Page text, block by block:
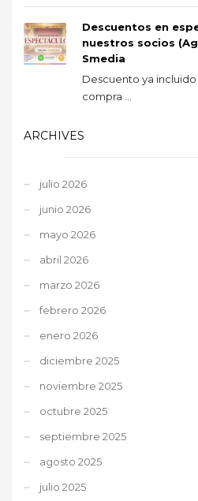
Descuentos en
nuestros socios
Smedia
Descuento ya
compra ...
ARCHIVES
julio 2026
junio 2026
mayo 2026
abril 2026
marzo 2026
febrero 2026
enero 2026
diciembre 2025
noviembre 2025
octubre 2025
septiembre 2025
agosto 2025
julio 2025